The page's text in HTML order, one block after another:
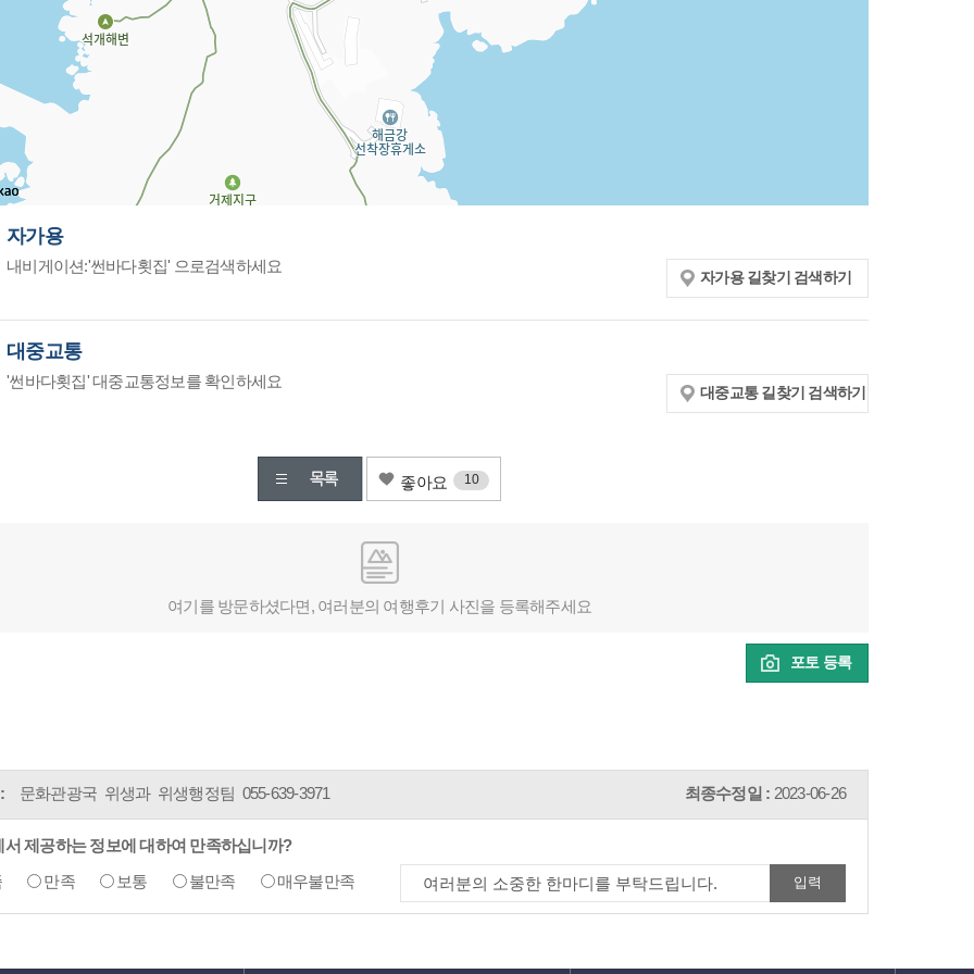
자가용
내비게이션:'썬바다횟집' 으로검색하세요
자가용 길찾기 검색하기
대중교통
'썬바다횟집' 대중교통정보를 확인하세요
대중교통 길찾기 검색하기
좋아요 10
여기를 방문하셨다면, 여러분의 여행후기 사진을 등록해주세요
포토 등록
문화관광국 위생과 위생행정팀 055-639-3971 최종수정일 : 2023-06-26
서 제공하는 정보에 대하여 만족하십니까?
만족 보통 불만족 매우불만족